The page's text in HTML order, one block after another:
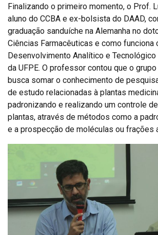
Finalizando o primeiro momento, o Prof.
aluno do CCBA e ex-bolsista do DAAD,
graduação sanduíche na Alemanha no
Ciências Farmacêuticas e como funciona
Desenvolvimento Analítico e
da UFPE. O professor contou que o
busca somar o conhecimento de
de estudo relacionadas à plantas
padronizando e realizando um controle
plantas, através de métodos como a
e a prospecção de moléculas ou frações